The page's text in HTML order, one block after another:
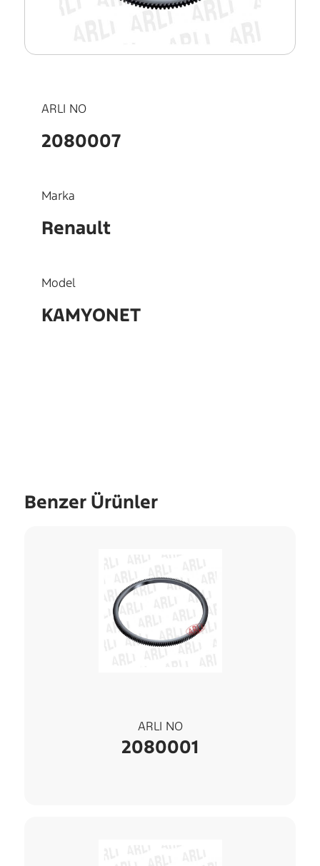
ARLI NO
2080007
Marka
Renault
Model
KAMYONET
Benzer Ürünler
ARLI NO
2080001